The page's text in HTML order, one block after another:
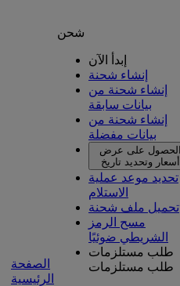
الصفحة
الرئيسية
شحن
إبدأ الآن
إنشاء شحنة
إنشاء شحنة من
بيانات سابقة
إنشاء شحنة من
بيانات مفضلة
الحصول على عرض
أسعار وتحديد تاريخ
تحديد موعد عملية
الاستلام
تحميل ملف شحنة
مسح الرمز
الشريطي ضوئيًا
طلب مستلزمات
طلب مستلزمات